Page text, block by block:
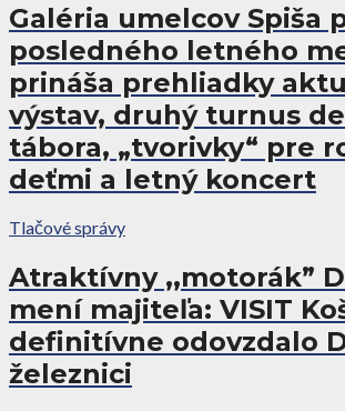
Galéria umelcov Spiša
posledného letného
prináša prehliadky
výstav, druhý turnus
tábora, „tvorivky“ pre
deťmi a letný koncert
Tlačové správy
Atraktívny ,,motorák”
mení majiteľa: VISIT
definitívne odovzdalo
železnici